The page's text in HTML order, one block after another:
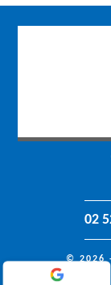
02
© 2026 -